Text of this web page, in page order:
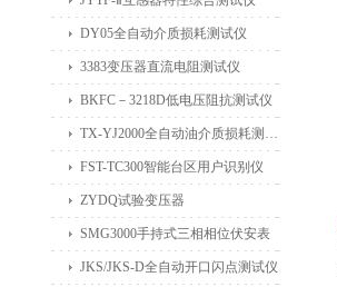
DY05全自动介质损耗测试仪
3383变压器直流电阻测试仪
BKFC－3218D低电压阻抗测试仪
TX-YJ2000全自动油介质损耗测试仪
FST-TC300智能台区用户识别仪
ZYDQ试验变压器
SMG3000手持式三相相位伏安表
JKS/JKS-D全自动开口闪点测试仪